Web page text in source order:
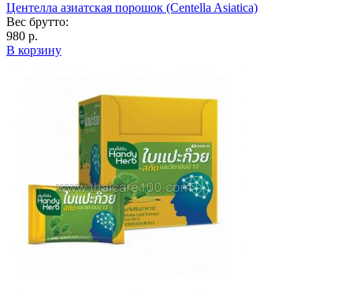
Центелла азиатская порошок (Centella Asiatica)
Вес брутто:
980 р.
В корзину